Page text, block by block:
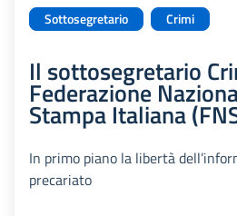
Sottosegretario Crimi
Il sottosegretario
Federazione
Stampa Italiana
In primo piano la libertà
precariato